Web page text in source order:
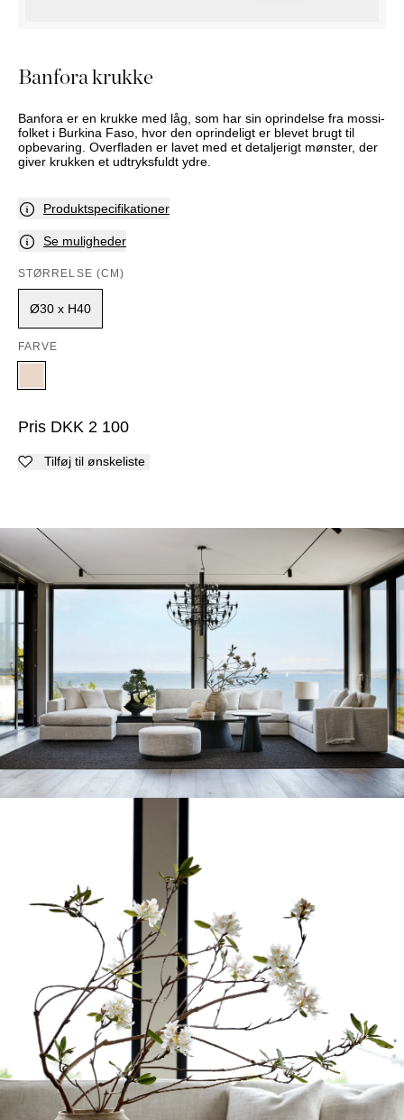
BORDDÆKNING
Banfora krukke
Banfora er en krukke med låg, som har sin oprindelse fra mossi-
folket i Burkina Faso, hvor den oprindeligt er blevet brugt til
opbevaring. Overfladen er lavet med et detaljerigt mønster, der
giver krukken et udtryksfuldt ydre.
Produktspecifikationer
Se muligheder
STØRRELSE (CM)
Ø30 x H40
FARVE
Pris DKK 2 100
Tilføj til ønskeliste